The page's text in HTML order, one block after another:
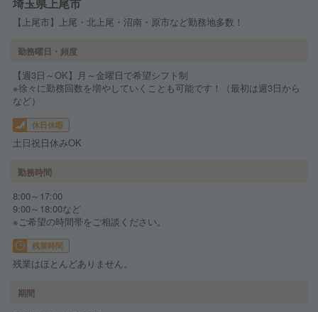
【上尾市】上尾・北上尾・沼南・原市など勤務地多数！
勤務曜日・頻度
【週3日～OK】月～金曜日で希望シフト制
※徐々に勤務回数を増やしていくことも可能です！（最初は週3日から
など）
休日休暇
土日祝日休みOK
勤務時間
8:00～17:00
9:00～18:00など
※ご希望の時間帯をご相談ください。
残業時間
残業はほとんどありません。
期間